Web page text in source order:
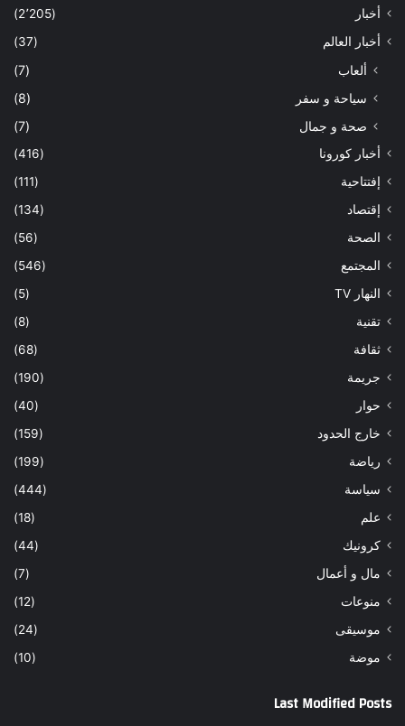
أخبار
(2٬205)
أخبار العالم
(37)
ألعاب
(7)
سياحة و سفر
(8)
صحة و جمال
(7)
أخبار كورونا
(416)
إفتتاحية
(111)
إقتصاد
(134)
الصحة
(56)
المجتمع
(546)
النهار TV
(5)
تقنية
(8)
ثقافة
(68)
جريمة
(190)
حوار
(40)
خارج الحدود
(159)
رياضة
(199)
سياسة
(444)
علم
(18)
كرونيك
(44)
مال و أعمال
(7)
منوعات
(12)
موسيقى
(24)
موضة
(10)
Last Modified Posts